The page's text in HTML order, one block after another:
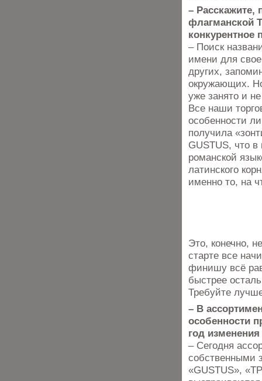
– Расскажите,
флагманской
конкурентное
– Поиск
имени для
других,
окружающих.
уже занято и
Все наши
особенности
получила
GUSTUS, что в
романской
латинского
именно то, на
Это, конечно,
старте все
финишу всё
быстрее
Требуйте
– В
особенности
год
– Сегодня
собственными
«GUSTUS»,